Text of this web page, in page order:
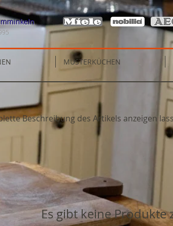
MUSTERKÜCHEN
Beschreibung des Artikels anzeigen
Es gibt keine Produkte